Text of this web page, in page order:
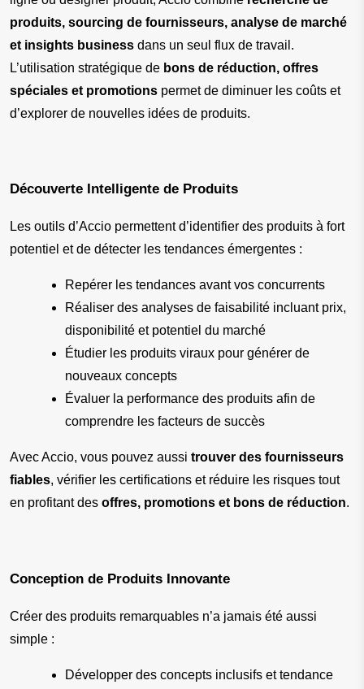
produits, sourcing de fournisseurs, analyse de marché
et insights business dans un seul flux de travail.
L’utilisation stratégique de bons de réduction, offres
spéciales et promotions permet de diminuer les coûts et
d’explorer de nouvelles idées de produits.
Découverte Intelligente de Produits
Les outils d’Accio permettent d’identifier des produits à fort
potentiel et de détecter les tendances émergentes :
Repérer les tendances avant vos concurrents
Réaliser des analyses de faisabilité incluant prix,
disponibilité et potentiel du marché
Étudier les produits viraux pour générer de
nouveaux concepts
Évaluer la performance des produits afin de
comprendre les facteurs de succès
Avec Accio, vous pouvez aussi trouver des fournisseurs
fiables, vérifier les certifications et réduire les risques tout
en profitant des offres, promotions et bons de réduction.
Conception de Produits Innovante
Créer des produits remarquables n’a jamais été aussi
simple :
Développer des concepts inclusifs et tendance